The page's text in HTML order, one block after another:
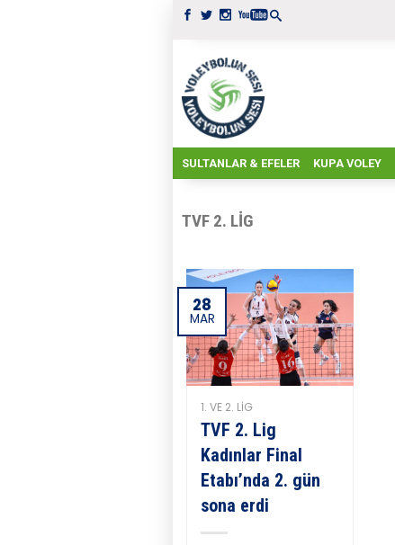
SULTANLAR & EFELER KUPA VOLEY
TVF 2. LIG
28
MAR
1. VE 2. LIG
TVF 2. Lig
Kadınlar Final
Etabı’nda 2. gün
sona erdi